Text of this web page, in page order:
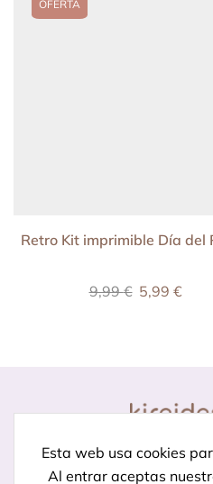
OFERTA
Retro Kit imprimible Día del
9,99€ 5,99 €
Esta web usa cookies
Al entrar aceptas
Diseño para
especiales.